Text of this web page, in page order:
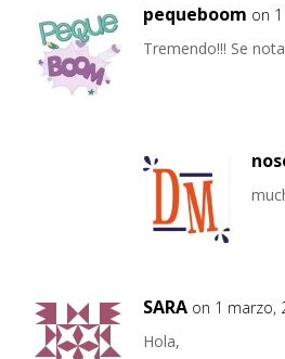
pequeboom on
Tremendo!!! Se
SARA on 1 marzo,
Hola,